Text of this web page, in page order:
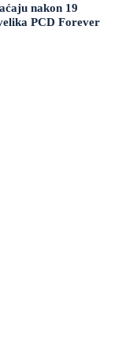
nakon 19
PCD Forever